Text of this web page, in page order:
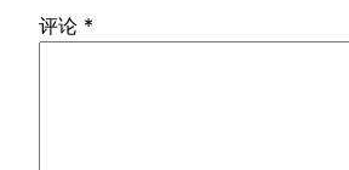
评论 *